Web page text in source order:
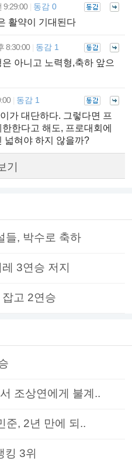
9:29:00 동감 0
활약이 기대된다
8:30:00 동감 1
아니고 노력형,축하 앞으
동감 1
가 대단하다. 그렇다면 프
한다고 해도, 프로대회에
넓혀야 하지 않을까?
기
, 박수로 축하
3연승 저지
고 2연승
조상연에게 불계..
준, 2년 만에 되..
킹 3위